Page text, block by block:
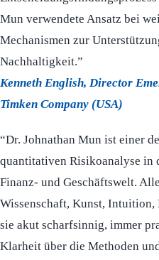
Mun verwendete Ansatz bei
Mechanismen zur
Nachhaltigkeit.”
Kenneth English, Director
Timken Company (USA)
“Dr. Johnathan Mun ist einer
quantitativen Risikoanalyse in
Finanz- und Geschäftswelt.
Wissenschaft, Kunst,
sie akut scharfsinnig, immer
Klarheit über die Methoden